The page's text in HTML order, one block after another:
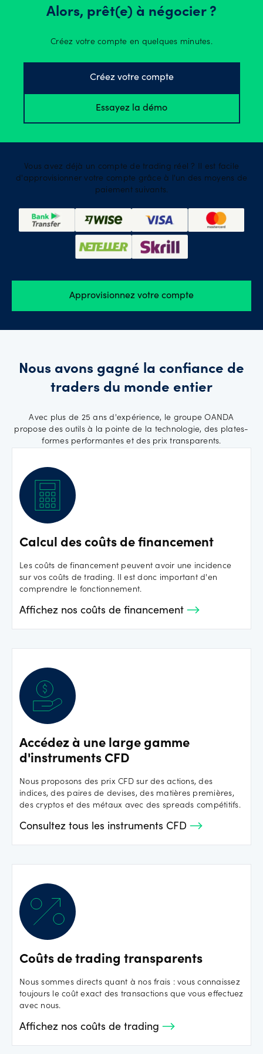
Alors, prêt(e) à négocier ?
Créez votre compte en quelques minutes.
Créez votre compte
Essayez la démo
Vous avez déjà un compte de trading réel ? Il est facile
d'approvisionner votre compte grâce à l'un des moyens de
paiement suivants.
Approvisionnez votre compte
Nous avons gagné la confiance de
traders du monde entier
Avec plus de 25 ans d'expérience, le groupe OANDA
propose des outils à la pointe de la technologie, des plates-
formes performantes et des prix transparents.
Calcul des coûts de financement
Les coûts de financement peuvent avoir une incidence
sur vos coûts de trading. Il est donc important d'en
comprendre le fonctionnement.
Affichez nos coûts de financement
Accédez à une large gamme
d'instruments CFD
Nous proposons des prix CFD sur des actions, des
indices, des paires de devises, des matières premières,
des cryptos et des métaux avec des spreads compétitifs.
Consultez tous les instruments CFD
Coûts de trading transparents
Nous sommes directs quant à nos frais : vous connaissez
toujours le coût exact des transactions que vous effectuez
avec nous.
Affichez nos coûts de trading